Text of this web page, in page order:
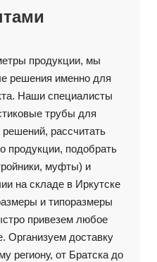
продукции, мы
решения именно для
Наши специалисты
трубы для
рассчитать
продукции, подобрать
муфты) и
на складе в Иркутске
и типоразмеры
привезем любое
Организуем доставку
региону, от Братска до